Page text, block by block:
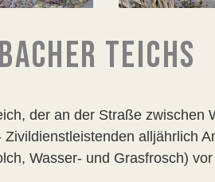
TEICHS
der an der Straße zwischen
alljährlich
Wasser- und Grasfrosch)